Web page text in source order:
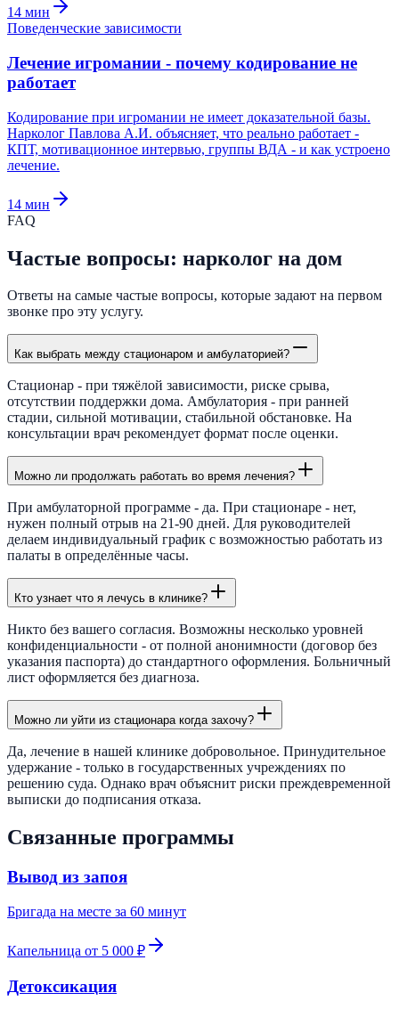
14 мин
Поведенческие зависимости
Лечение игромании - почему кодирование не
работает
Кодирование при игромании не имеет доказательной базы.
Нарколог Павлова А.И. объясняет, что реально работает -
КПТ, мотивационное интервью, группы ВДА - и как устроено
лечение.
14 мин
FAQ
Частые вопросы: нарколог на дом
Ответы на самые частые вопросы, которые задают на первом
звонке про эту услугу.
Как выбрать между стационаром и амбулаторией?
Стационар - при тяжёлой зависимости, риске срыва,
отсутствии поддержки дома. Амбулатория - при ранней
стадии, сильной мотивации, стабильной обстановке. На
консультации врач рекомендует формат после оценки.
Можно ли продолжать работать во время лечения?
При амбулаторной программе - да. При стационаре - нет,
нужен полный отрыв на 21-90 дней. Для руководителей
делаем индивидуальный график с возможностью работать из
палаты в определённые часы.
Кто узнает что я лечусь в клинике?
Никто без вашего согласия. Возможны несколько уровней
конфиденциальности - от полной анонимности (договор без
указания паспорта) до стандартного оформления. Больничный
лист оформляется без диагноза.
Можно ли уйти из стационара когда захочу?
Да, лечение в нашей клинике добровольное. Принудительное
удержание - только в государственных учреждениях по
решению суда. Однако врач объяснит риски преждевременной
выписки до подписания отказа.
Связанные программы
Вывод из запоя
Бригада на месте за 60 минут
Капельница от 5 000 ₽
Детоксикация